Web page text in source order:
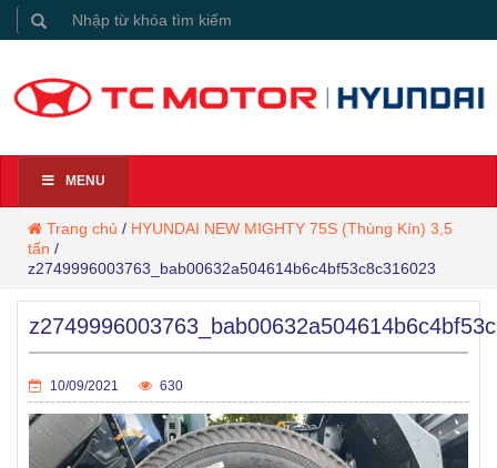
MENU
Trang chủ / HYUNDAI NEW MIGHTY 75S (Thùng Kín) 3,5
tấn /
z2749996003763_bab00632a504614b6c4bf53c8c316023
10/09/2021 630